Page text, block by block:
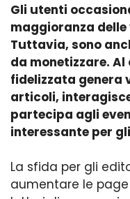
Gli utenti
maggioranza
Tuttavia, sono
da monetizzare.
fidelizzata genera
articoli,
partecipa agli
interessante per
La sfida per gli
aumentare le